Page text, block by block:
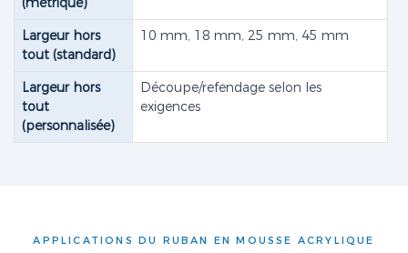
Largeur hors
tout (standard)
10 mm, 18 mm, 25 mm, 45 mm
Largeur hors
tout
(personnalisée)
Découpe/refendage selon les
exigences
APPLICATIONS DU RUBAN EN MOUSSE ACRYLIQUE